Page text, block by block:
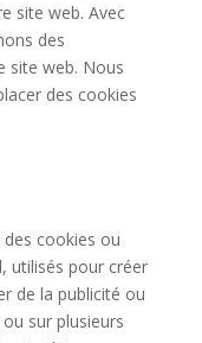
site web. Avec
des
site web. Nous
des cookies
cookies ou
utilisés pour créer
de la publicité ou
sur plusieurs